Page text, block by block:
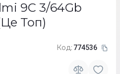
9C 3/64Gb
Топ)
Код: 774536